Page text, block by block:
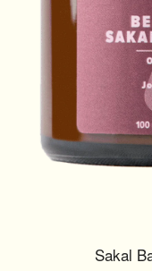
Sakal